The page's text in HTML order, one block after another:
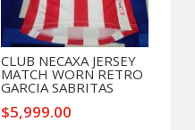
CLUB NECAXA JERSEY
MATCH WORN RETRO
GARCIA SABRITAS
$5,999.00